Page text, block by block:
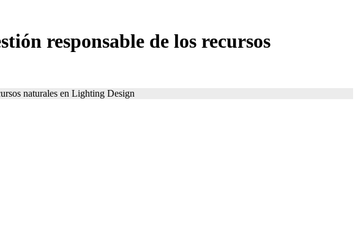
responsable de los recursos
naturales en Lighting Design